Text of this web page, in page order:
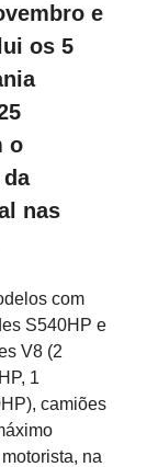
e
os 5
o
nas
com
S540HP e
V8 (2
1
camiões
na